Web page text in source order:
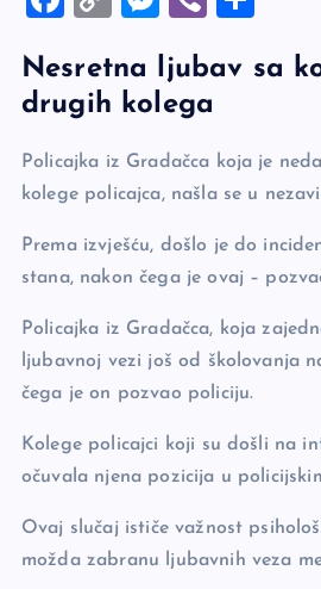
c
e
b
o
k
p
y
Li
n
k
se
n
g
er
er ar
Nesretna ljubav sa
drugih kolega
Policajka iz Gradačca koja je
kolege policajca, našla se u
Prema izvješću, došlo je do
stana, nakon čega je ovaj –
Policajka iz Gradačca, koja
ljubavnoj vezi još od školovanja
čega je on pozvao policiju.
Kolege policajci koji su došli na
očuvala njena pozicija u
Ovaj slučaj ističe važnost
možda zabranu ljubavnih veza